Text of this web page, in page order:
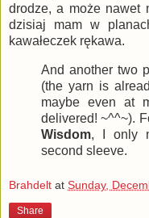
drodze, a może nawet
dzisiaj mam w
kawałeczek rękawa.
And another two
(the yarn is
maybe even at
delivered! ~^^~).
Wisdom, I only
second sleeve.
Brahdelt at Sunday,
Share